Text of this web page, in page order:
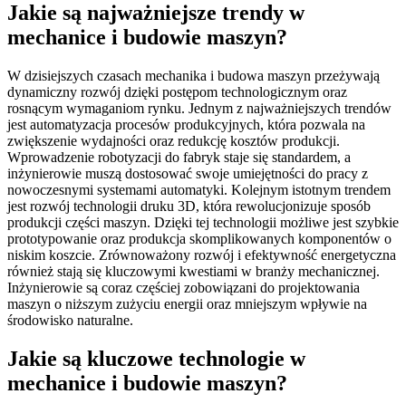
Jakie są najważniejsze trendy w
mechanice i budowie maszyn?
W dzisiejszych czasach mechanika i budowa maszyn przeżywają
dynamiczny rozwój dzięki postępom technologicznym oraz
rosnącym wymaganiom rynku. Jednym z najważniejszych trendów
jest automatyzacja procesów produkcyjnych, która pozwala na
zwiększenie wydajności oraz redukcję kosztów produkcji.
Wprowadzenie robotyzacji do fabryk staje się standardem, a
inżynierowie muszą dostosować swoje umiejętności do pracy z
nowoczesnymi systemami automatyki. Kolejnym istotnym trendem
jest rozwój technologii druku 3D, która rewolucjonizuje sposób
produkcji części maszyn. Dzięki tej technologii możliwe jest szybkie
prototypowanie oraz produkcja skomplikowanych komponentów o
niskim koszcie. Zrównoważony rozwój i efektywność energetyczna
również stają się kluczowymi kwestiami w branży mechanicznej.
Inżynierowie są coraz częściej zobowiązani do projektowania
maszyn o niższym zużyciu energii oraz mniejszym wpływie na
środowisko naturalne.
Jakie są kluczowe technologie w
mechanice i budowie maszyn?